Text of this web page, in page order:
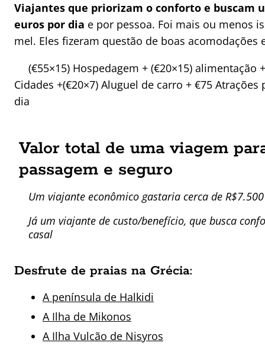
Viajantes que priorizam o conforto e buscam
euros por dia e por pessoa. Foi mais ou menos
mel. Eles fizeram questão de boas
(€55×15) Hospedagem + (€20×15)
Cidades +(€20×7) Aluguel de carro + €75
dia
Valor total de uma viagem
passagem e seguro
Um viajante econômico gastaria cerca de
Já um viajante de custo/benefício, que busca
casal
Desfrute de praias na Grécia:
A península de Halkidi
A Ilha de Mikonos
A Ilha Vulcão de Nisyros